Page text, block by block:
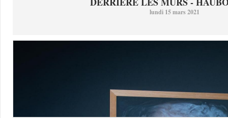
lundi 15 mars 2021